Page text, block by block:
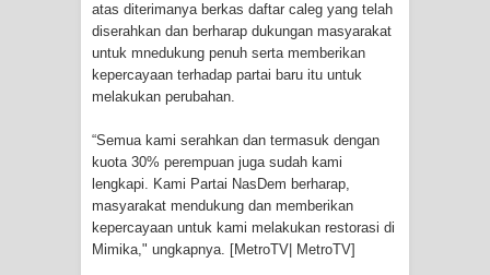
Mace
BRI Region 18 Jayapura Salurkan
Polda Papua pada Peringatan Hari
Bhayangkara ke-80
Indonesia Turns Remote Papua
atas diterimanya berkas daftar caleg yang telah
diserahkan dan berharap dukungan masyarakat
untuk mnedukung penuh serta memberikan
kepercayaan terhadap partai baru itu untuk
melakukan perubahan.
“Semua kami serahkan dan termasuk dengan
kuota 30% perempuan juga sudah kami
lengkapi. Kami Partai NasDem berharap,
masyarakat mendukung dan memberikan
kepercayaan untuk kami melakukan restorasi di
Mimika," ungkapnya. [MetroTV| MetroTV]